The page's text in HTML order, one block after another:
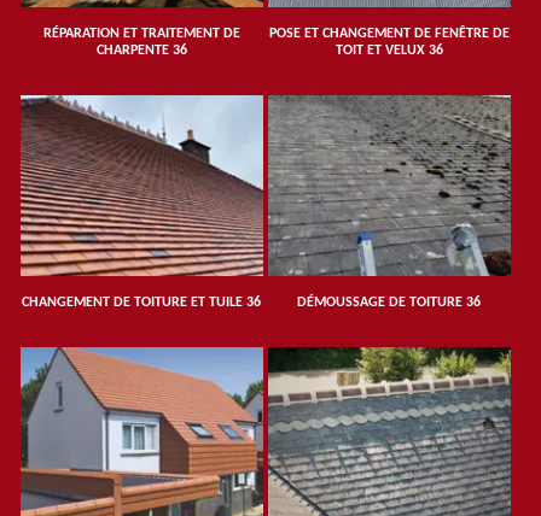
RÉPARATION ET TRAITEMENT DE
CHARPENTE 36
POSE ET CHANGEMENT DE FENÊTRE DE
TOIT ET VELUX 36
CHANGEMENT DE TOITURE ET TUILE 36 DÉMOUSSAGE DE TOITURE 36